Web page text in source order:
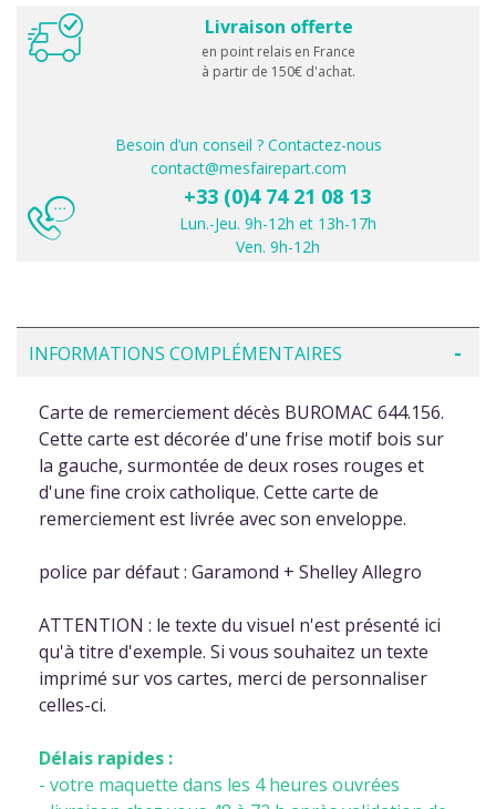
Livraison offerte
en point relais en France
à partir de 150€ d'achat.
Besoin d’un conseil ? Contactez-nous
contact@mesfairepart.com
+33 (0)4 74 21 08 13
Lun.-Jeu. 9h-12h et 13h-17h
Ven. 9h-12h
INFORMATIONS COMPLÉMENTAIRES
Carte de remerciement décès BUROMAC 644.156.
Cette carte est décorée d'une frise motif bois sur
la gauche, surmontée de deux roses rouges et
d'une fine croix catholique. Cette carte de
remerciement est livrée avec son enveloppe.
police par défaut : Garamond + Shelley Allegro
ATTENTION : le texte du visuel n'est présenté ici
qu'à titre d'exemple. Si vous souhaitez un texte
imprimé sur vos cartes, merci de personnaliser
celles-ci.
Délais rapides :
- votre maquette dans les 4 heures ouvrées